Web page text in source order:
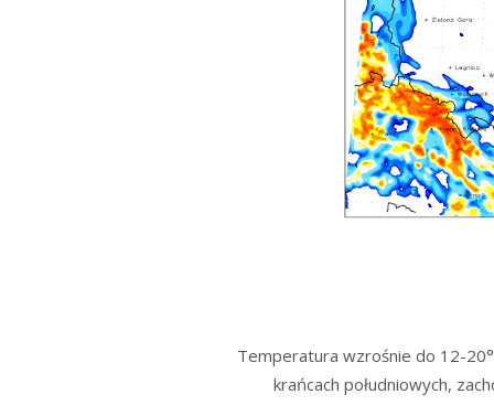
Temperatura wzrośnie do 12-
krańcach południowych,